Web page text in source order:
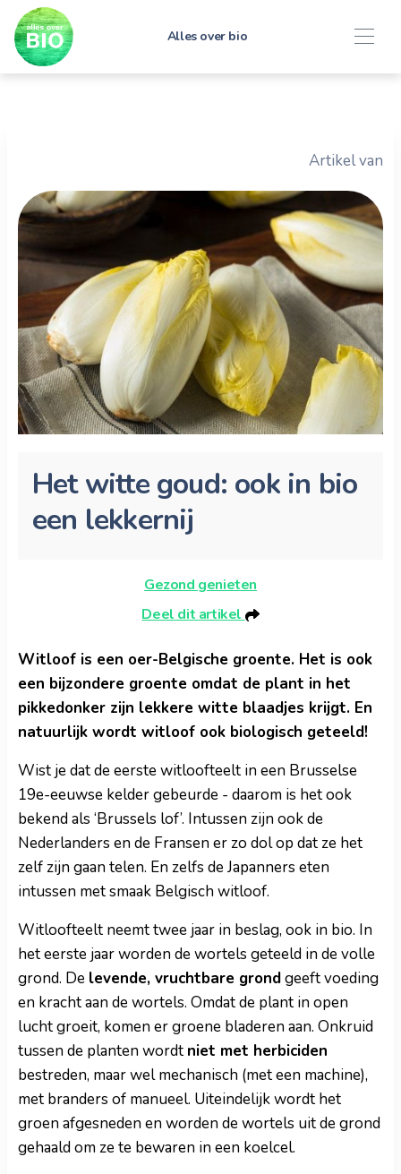
Alles over bio
Artikel van
Het witte goud: ook in bio
een lekkernij
Gezond genieten
Deel dit artikel
Witloof is een oer-Belgische groente. Het is ook
een bijzondere groente omdat de plant in het
pikkedonker zijn lekkere witte blaadjes krijgt. En
natuurlijk wordt witloof ook biologisch geteeld!
Wist je dat de eerste witloofteelt in een Brusselse
19e-eeuwse kelder gebeurde - daarom is het ook
bekend als ‘Brussels lof’. Intussen zijn ook de
Nederlanders en de Fransen er zo dol op dat ze het
zelf zijn gaan telen. En zelfs de Japanners eten
intussen met smaak Belgisch witloof.
Witloofteelt neemt twee jaar in beslag, ook in bio. In
het eerste jaar worden de wortels geteeld in de volle
grond. De levende, vruchtbare grondgeeft voeding
en kracht aan de wortels. Omdat de plant in open
lucht groeit, komen er groene bladeren aan. Onkruid
tussen de planten wordt niet met herbiciden
bestreden, maar wel mechanisch (met een machine),
met branders of manueel. Uiteindelijk wordt het
groen afgesneden en worden de wortels uit de grond
gehaald om ze te bewaren in een koelcel.